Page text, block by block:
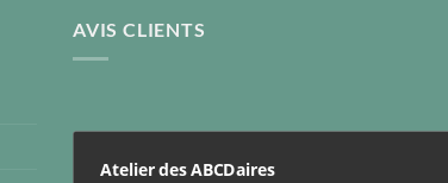
AVIS CLIENTS
Atelier des ABCDaires